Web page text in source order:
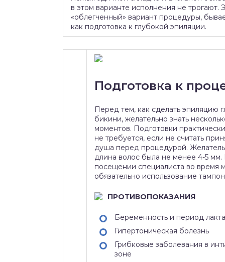
в этом варианте исполнения не трогают.
«облегченный» вариант процедуры,
как подготовка к глубокой эпиляции.
Подготовка к
Перед тем, как сделать эпиляцию
бикини, желательно знать
моментов. Подготовки
не требуется, если не считать
душа перед процедурой.
длина волос была не менее 4-5
посещении специалиста во время
обязательно использование
ПРОТИВОПОКАЗАНИЯ
Беременность и период
Гипертоническая болезнь
Грибковые заболевания в
зоне